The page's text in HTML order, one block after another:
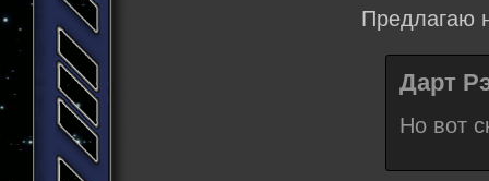
Предлагаю
Дарт
Но вот